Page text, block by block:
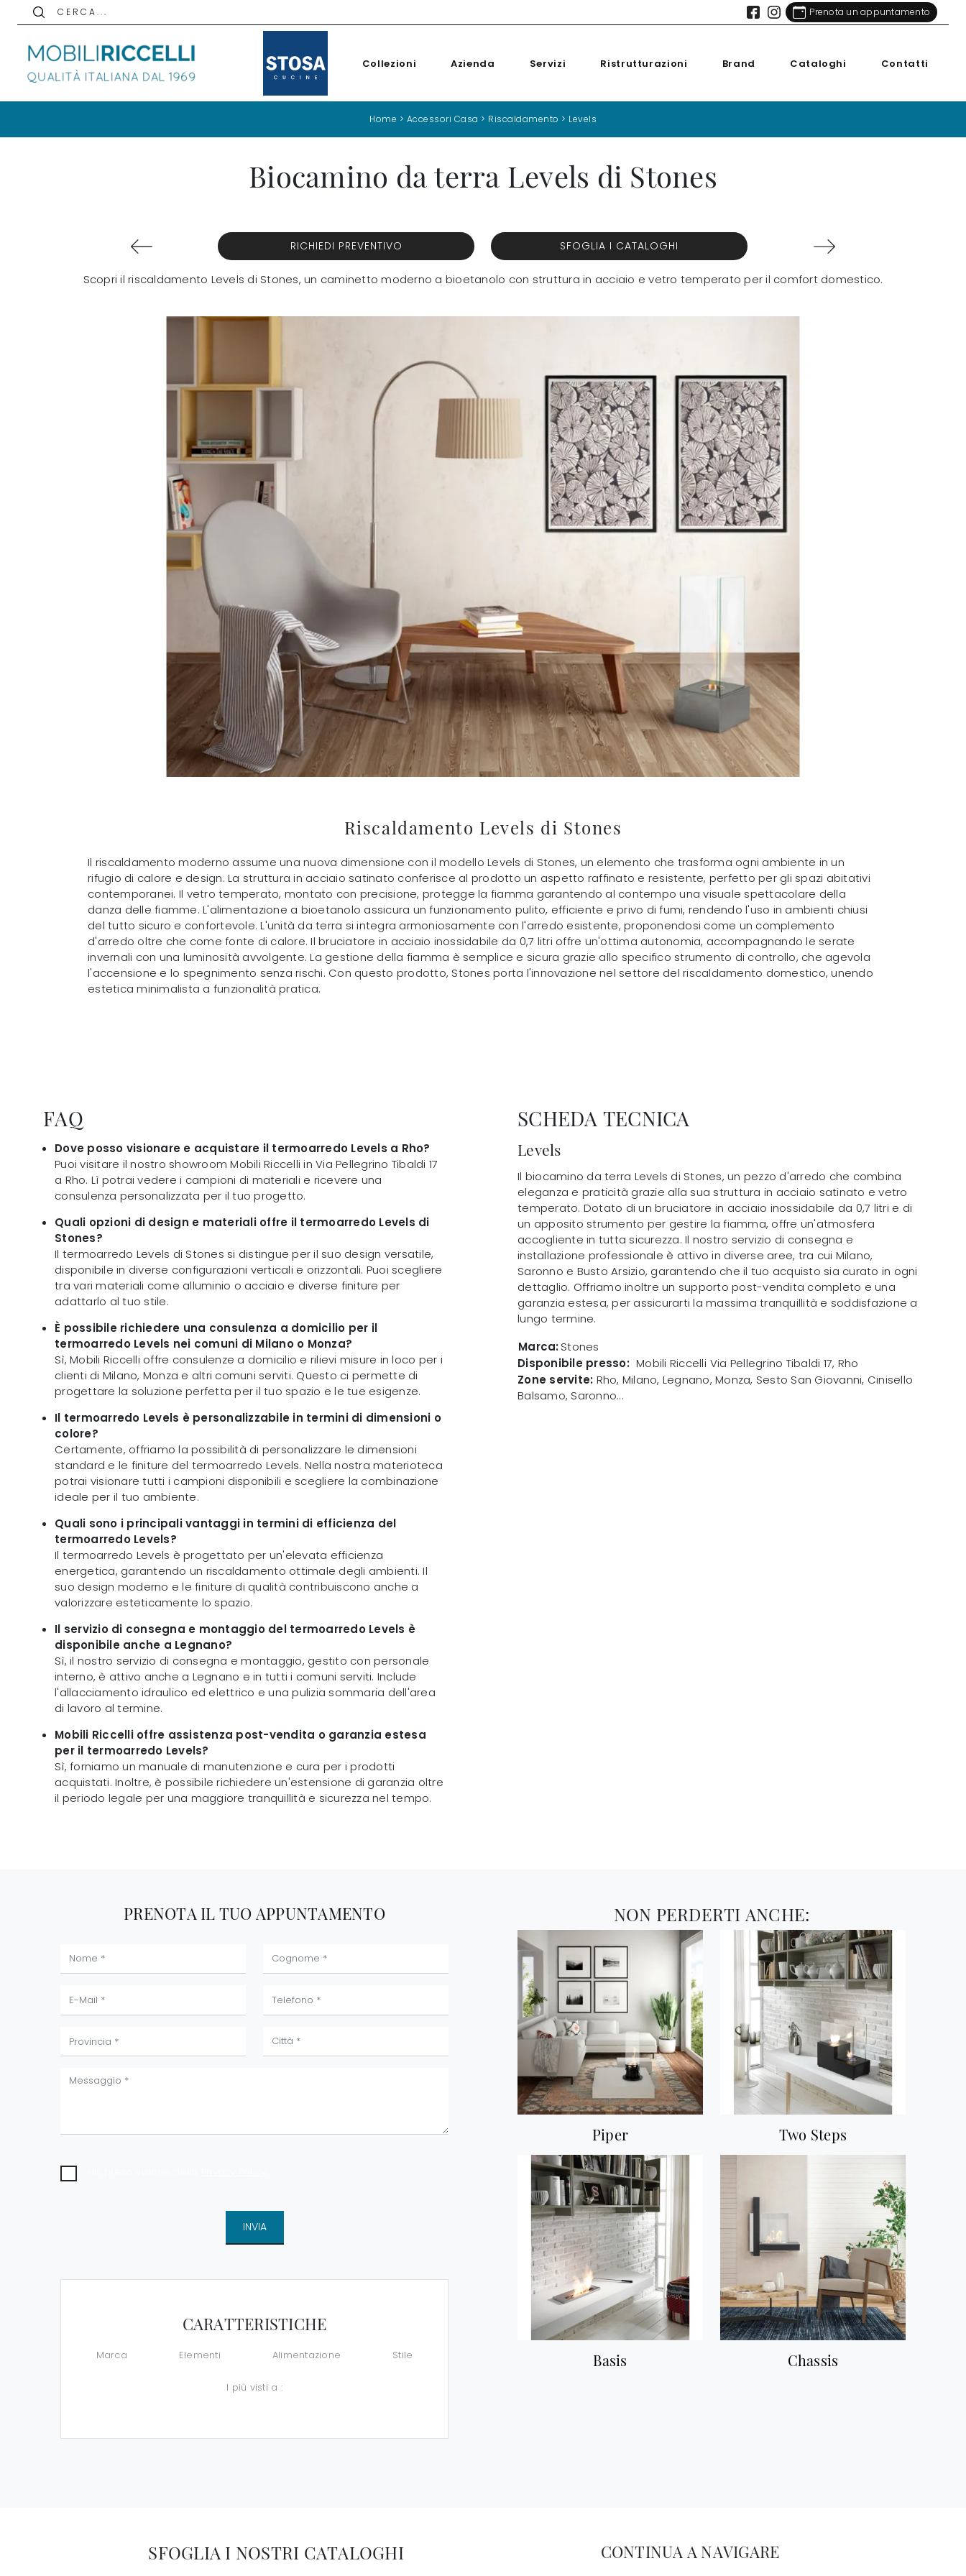
C E R C A . . . Prenota un appuntamento
Collezioni Azienda Servizi Ristrutturazioni Brand Cataloghi Contatti
Home > Accessori Casa > Riscaldamento > Levels
Biocamino da terra Levels di Stones
RICHIEDI PREVENTIVO SFOGLIA I CATALOGHI
Scopri il riscaldamento Levels di Stones, un caminetto moderno a bioetanolo con struttura in acciaio e vetro temperato per il comfort domestico.
Riscaldamento Levels di Stones
Il riscaldamento moderno assume una nuova dimensione con il modello Levels di Stones, un elemento che trasforma ogni ambiente in un
rifugio di calore e design. La struttura in acciaio satinato conferisce al prodotto un aspetto raffinato e resistente, perfetto per gli spazi abitativi
contemporanei. Il vetro temperato, montato con precisione, protegge la fiamma garantendo al contempo una visuale spettacolare della
danza delle fiamme. L'alimentazione a bioetanolo assicura un funzionamento pulito, efficiente e privo di fumi, rendendo l'uso in ambienti chiusi
del tutto sicuro e confortevole. L'unità da terra si integra armoniosamente con l'arredo esistente, proponendosi come un complemento
d'arredo oltre che come fonte di calore. Il bruciatore in acciaio inossidabile da 0,7 litri offre un'ottima autonomia, accompagnando le serate
invernali con una luminosità avvolgente. La gestione della fiamma è semplice e sicura grazie allo specifico strumento di controllo, che agevola
l'accensione e lo spegnimento senza rischi. Con questo prodotto, Stones porta l'innovazione nel settore del riscaldamento domestico, unendo
estetica minimalista a funzionalità pratica.
FAQ
Dove posso visionare e acquistare il termoarredo Levels a Rho?
Puoi visitare il nostro showroom Mobili Riccelli in Via Pellegrino Tibaldi 17
a Rho. Lì potrai vedere i campioni di materiali e ricevere una
consulenza personalizzata per il tuo progetto.
Quali opzioni di design e materiali offre il termoarredo Levels di
Stones?
Il termoarredo Levels di Stones si distingue per il suo design versatile,
disponibile in diverse configurazioni verticali e orizzontali. Puoi scegliere
tra vari materiali come alluminio o acciaio e diverse finiture per
adattarlo al tuo stile.
È possibile richiedere una consulenza a domicilio per il
termoarredo Levels nei comuni di Milano o Monza?
Sì, Mobili Riccelli offre consulenze a domicilio e rilievi misure in loco per i
clienti di Milano, Monza e altri comuni serviti. Questo ci permette di
progettare la soluzione perfetta per il tuo spazio e le tue esigenze.
Il termoarredo Levels è personalizzabile in termini di dimensioni o
colore?
Certamente, offriamo la possibilità di personalizzare le dimensioni
standard e le finiture del termoarredo Levels. Nella nostra materioteca
potrai visionare tutti i campioni disponibili e scegliere la combinazione
ideale per il tuo ambiente.
Quali sono i principali vantaggi in termini di efficienza del
termoarredo Levels?
Il termoarredo Levels è progettato per un'elevata efficienza
energetica, garantendo un riscaldamento ottimale degli ambienti. Il
suo design moderno e le finiture di qualità contribuiscono anche a
valorizzare esteticamente lo spazio.
Il servizio di consegna e montaggio del termoarredo Levels è
disponibile anche a Legnano?
Sì, il nostro servizio di consegna e montaggio, gestito con personale
interno, è attivo anche a Legnano e in tutti i comuni serviti. Include
l'allacciamento idraulico ed elettrico e una pulizia sommaria dell'area
di lavoro al termine.
Mobili Riccelli offre assistenza post-vendita o garanzia estesa
per il termoarredo Levels?
Sì, forniamo un manuale di manutenzione e cura per i prodotti
acquistati. Inoltre, è possibile richiedere un'estensione di garanzia oltre
il periodo legale per una maggiore tranquillità e sicurezza nel tempo.
SCHEDA TECNICA
Levels
Il biocamino da terra Levels di Stones, un pezzo d'arredo che combina
eleganza e praticità grazie alla sua struttura in acciaio satinato e vetro
temperato. Dotato di un bruciatore in acciaio inossidabile da 0,7 litri e di
un apposito strumento per gestire la fiamma, offre un'atmosfera
accogliente in tutta sicurezza. Il nostro servizio di consegna e
installazione professionale è attivo in diverse aree, tra cui Milano,
Saronno e Busto Arsizio, garantendo che il tuo acquisto sia curato in ogni
dettaglio. Offriamo inoltre un supporto post-vendita completo e una
garanzia estesa, per assicurarti la massima tranquillità e soddisfazione a
lungo termine.
Marca:Stones
Disponibile presso: Mobili Riccelli Via Pellegrino Tibaldi 17, Rho
Zone servite: Rho, Milano, Legnano, Monza, Sesto San Giovanni, Cinisello
Balsamo, Saronno...
PRENOTA IL TUO APPUNTAMENTO
INVIA
CARATTERISTICHE
Marca Elementi Alimentazione Stile
I più visti a :
NON PERDERTI ANCHE:
Piper Two Steps
Basis Chassis
SFOGLIA I NOSTRI CATALOGHI CONTINUA A NAVIGARE